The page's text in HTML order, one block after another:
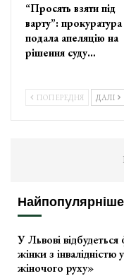
“Просять взяти під
варту”: прокуратура
подала апеляцію на
рішення суду…
ПОПЕРЕДНЯ ДАЛІ
Найпопулярніше
У Львові
жінки з інвалідністю
жіночого руху»